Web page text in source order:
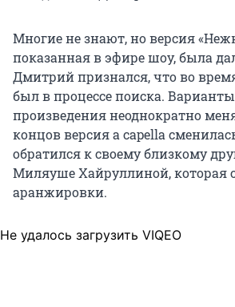
Многие не знают, но версия
показанная в эфире шоу, была
Дмитрий признался, что во
был в процессе поиска.
произведения неоднократно
концов версия a capella
обратился к своему близкому
Миляуше Хайруллиной, которая
аранжировки.
Не удалось загрузить VIQEO